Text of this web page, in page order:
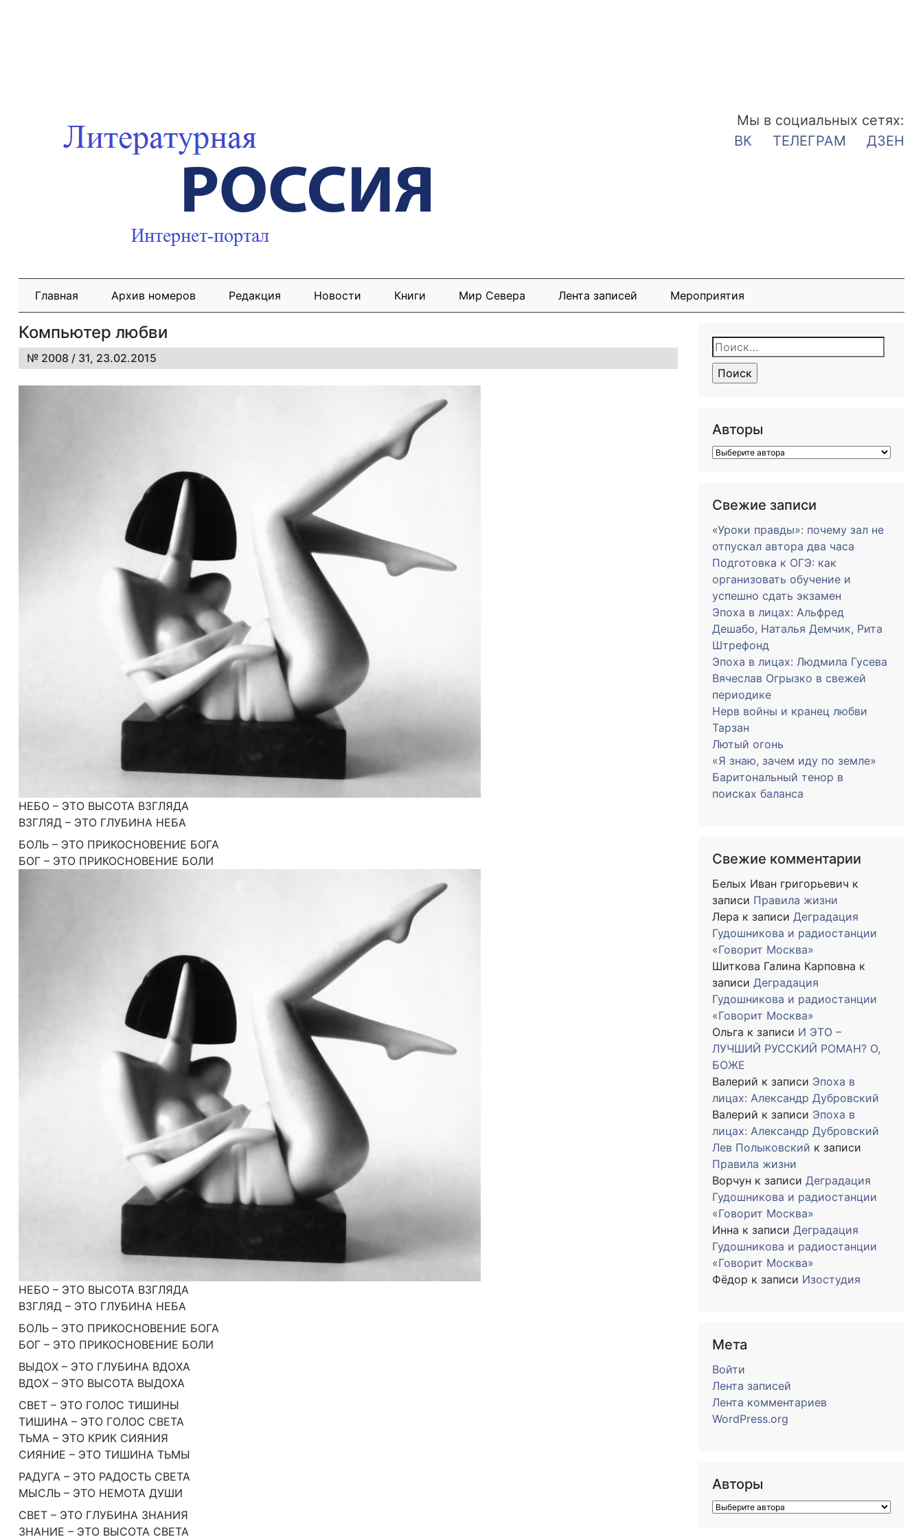
Мы в социальных сетях:
ВК
ТЕЛЕГРАМ ДЗЕН
Главная Архив номеров Редакция Новости Книги Мир Севера Лента записей Мероприятия
Компьютер любви
№ 2008 / 31, 23.02.2015
НЕБО – ЭТО ВЫСОТА ВЗГЛЯДА
ВЗГЛЯД – ЭТО ГЛУБИНА НЕБА
БОЛЬ – ЭТО ПРИКОСНОВЕНИЕ БОГА
БОГ – ЭТО ПРИКОСНОВЕНИЕ БОЛИ
НЕБО – ЭТО ВЫСОТА ВЗГЛЯДА
ВЗГЛЯД – ЭТО ГЛУБИНА НЕБА
БОЛЬ – ЭТО ПРИКОСНОВЕНИЕ БОГА
БОГ – ЭТО ПРИКОСНОВЕНИЕ БОЛИ
ВЫДОХ – ЭТО ГЛУБИНА ВДОХА
ВДОХ – ЭТО ВЫСОТА ВЫДОХА
СВЕТ – ЭТО ГОЛОС ТИШИНЫ
ТИШИНА – ЭТО ГОЛОС СВЕТА
ТЬМА – ЭТО КРИК СИЯНИЯ
СИЯНИЕ – ЭТО ТИШИНА ТЬМЫ
РАДУГА – ЭТО РАДОСТЬ СВЕТА
МЫСЛЬ – ЭТО НЕМОТА ДУШИ
СВЕТ – ЭТО ГЛУБИНА ЗНАНИЯ
ЗНАНИЕ – ЭТО ВЫСОТА СВЕТА
Найти:
Авторы
Свежие записи
«Уроки правды»: почему зал не
отпускал автора два часа
Подготовка к ОГЭ: как
организовать обучение и
успешно сдать экзамен
Эпоха в лицах: Альфред
Дешабо, Наталья Демчик, Рита
Штрефонд
Эпоха в лицах: Людмила Гусева
Вячеслав Огрызко в свежей
периодике
Нерв войны и кранец любви
Тарзан
Лютый огонь
«Я знаю, зачем иду по земле»
Баритональный тенор в
поисках баланса
Свежие комментарии
Белых Иван григорьевич к
записи Правила жизни
Лера к записи Деградация
Гудошникова и радиостанции
«Говорит Москва»
Шиткова Галина Карповна к
записи Деградация
Гудошникова и радиостанции
«Говорит Москва»
Ольга к записи И ЭТО –
ЛУЧШИЙ РУССКИЙ РОМАН? О,
БОЖЕ
Валерий к записи Эпоха в
лицах: Александр Дубровский
Валерий к записи Эпоха в
лицах: Александр Дубровский
Лев Полыковский к записи
Правила жизни
Ворчун к записи Деградация
Гудошникова и радиостанции
«Говорит Москва»
Инна к записи Деградация
Гудошникова и радиостанции
«Говорит Москва»
Фёдор к записи Изостудия
Мета
Войти
Лента записей
Лента комментариев
WordPress.org
Авторы